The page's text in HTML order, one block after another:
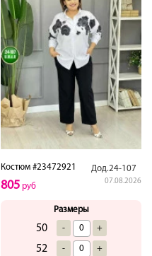
Костюм #23472921 Дод.24-107
07.08.2026
805 руб
Размеры
50 - +
52 - +